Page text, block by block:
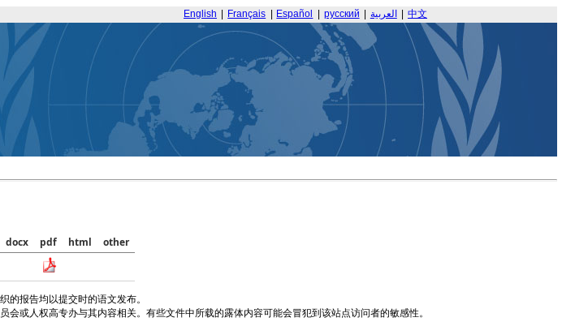
English Français Español русский العربية 中文
docx pdf html
other
的报告均以提交时的语文发布。
或人权高专办与其内容相关。有些文件中所载的露体内容可能会冒犯到该站点访问者的敏感性。